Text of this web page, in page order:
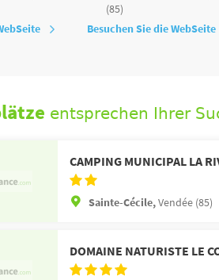
(85)
Besuchen Sie die WebSeite
entsprechen Ihrer
CAMPING MUNICIPAL LA
Sainte-Cécile,Vendée (85)
DOMAINE NATURISTE LE